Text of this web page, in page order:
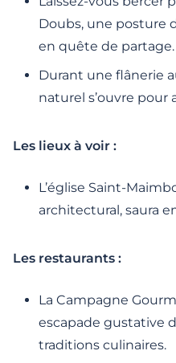
Doubs, une posture
en quête de partage.
Durant une flânerie
naturel s’ouvre pour
Les lieux à voir :
L’église Saint-
architectural, saura
Les restaurants :
La Campagne
escapade gustative
traditions culinaires.